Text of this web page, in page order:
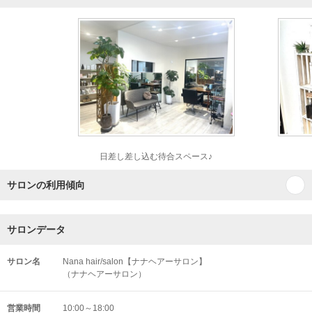
日差し差し込む待合スペース♪
サロンの利用傾向
サロンデータ
サロン名
Nana hair/salon【ナナヘアーサロン】
（ナナヘアーサロン）
営業時間 10:00～18:00